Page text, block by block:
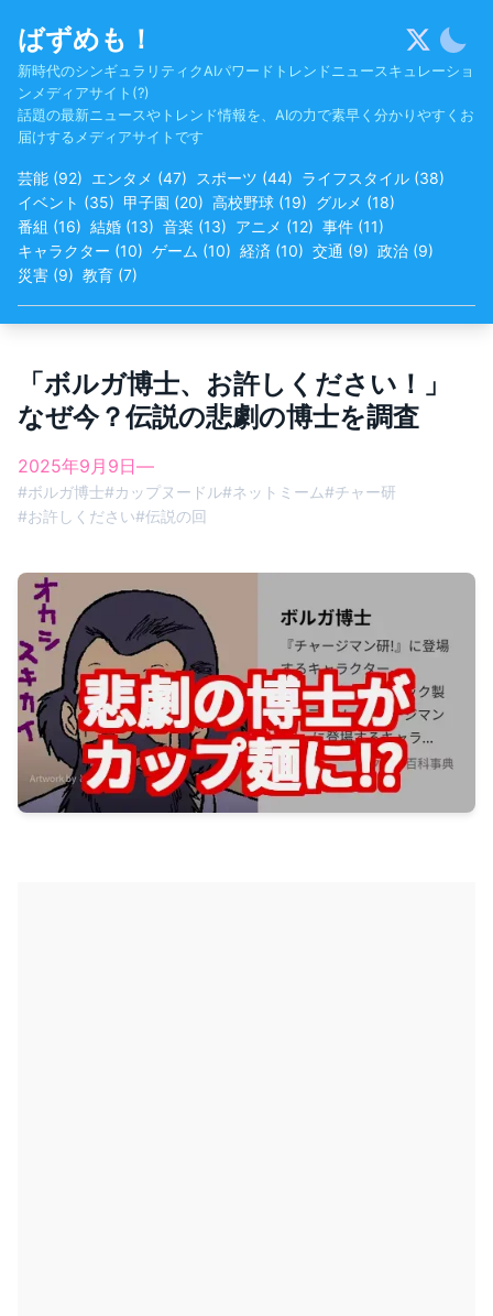
content
ばずめも！
新時代のシンギュラリティクAIパワードトレンドニュースキュレーショ
ンメディアサイト(?)
話題の最新ニュースやトレンド情報を、AIの力で素早く分かりやすくお
届けするメディアサイトです
芸能 (92) エンタメ (47) スポーツ (44) ライフスタイル (38)
イベント (35) 甲子園 (20) 高校野球 (19) グルメ (18)
番組 (16) 結婚 (13) 音楽 (13) アニメ (12) 事件 (11)
キャラクター (10) ゲーム (10) 経済 (10) 交通 (9) 政治 (9)
災害 (9) 教育 (7)
「ボルガ博士、お許しください！」
なぜ今？伝説の悲劇の博士を調査
2025年9月9日—
#ボルガ博士#カップヌードル#ネットミーム#チャー研
#お許しください#伝説の回